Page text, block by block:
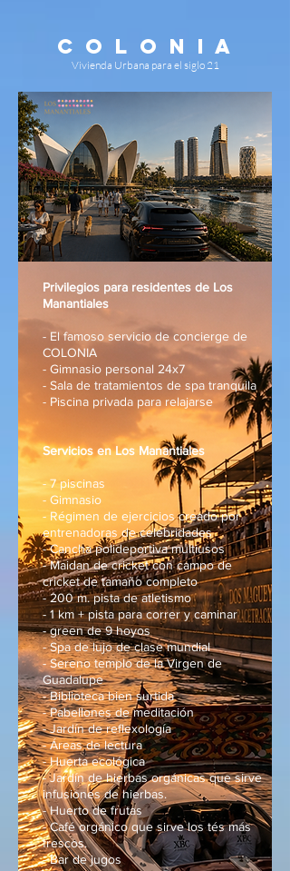
C O L O N I A
Vivienda Urbana para el siglo 21
Privilegios para residentes de Los
Manantiales
- El famoso servicio de concierge de
COLONIA
- Gimnasio personal 24x7
- Sala de tratamientos de spa tranquila
- Piscina privada para relajarse
Servicios en Los Manantiales
- 7 piscinas
- Gimnasio
- Régimen de ejercicios creado por
entrenadoras de celebridades
- Cancha polideportiva multiusos
- Maidan de cricket con campo de
cricket de tamaño completo
- 200 m. pista de atletismo
- 1 km + pista para correr y caminar
- green de 9 hoyos
- Spa de lujo de clase mundial
- Sereno templo de la Virgen de
Guadalupe
- Biblioteca bien surtida
- Pabellones de meditación
- Jardín de reflexología
- Áreas de lectura
- Huerta ecológica
- Jardín de hierbas orgánicas que sirve
infusiones de hierbas.
- Huerto de frutas
- Café orgánico que sirve los tés más
frescos.
- Bar de jugos